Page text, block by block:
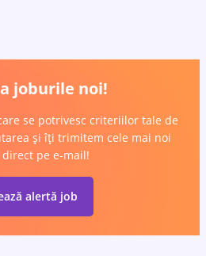
joburile noi!
se potrivesc criteriilor tale de
și îți trimitem cele mai noi
pe e-mail!
alertă job